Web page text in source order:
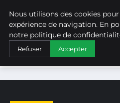
ACCUEIL ÉCOLOGIE ET
Nous utilisons des cookies
expérience de navigation. En
notre politique de
Refuser Accepter